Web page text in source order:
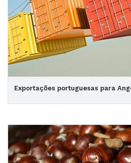
Exportações portuguesas para